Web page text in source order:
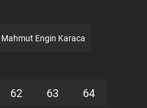
Mahmut Engin Karaca
62 63 64